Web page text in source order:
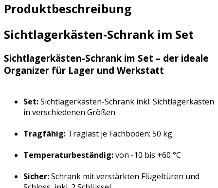
Produktbeschreibung
Sichtlagerkästen-Schrank im Set
Sichtlagerkästen-Schrank im Set – der ideale
Organizer für Lager und Werkstatt
Set:Sichtlagerkästen-Schrank inkl. Sichtlagerkästen
in verschiedenen Größen
Tragfähig: Traglast je Fachboden: 50 kg
Temperaturbeständig:von -10 bis +60 °C
Sicher:Schrank mit verstärkten Flügeltüren und